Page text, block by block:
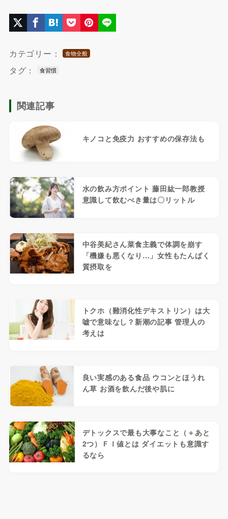
カテゴリー： 食物全般
タグ： 食習慣
関連記事
キノコと免疫力 おすすめの保存法も
水の飲み方ポイント 藤田紘一郎教授
意識して飲むべき量は〇リットル
中谷美紀さん菜食主義で体調を崩す
「機嫌も悪くなり…」女性もたんぱく
質摂取を
トクホ（難消化性デキストリン）は大
嘘で意味なし？新潮の記事 管理人の
考えは
良い実感のある食品 ウコンとほうれ
ん草 お酒を飲んだ後や肌に
デトックスで最も大事なこと（＋あと
2つ）ＦＩ値とは ダイエットも意識す
るなら